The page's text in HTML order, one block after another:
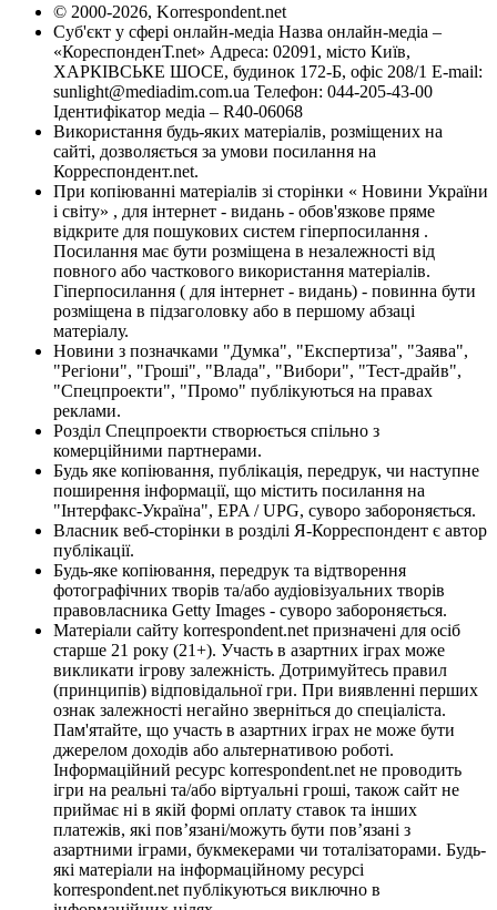
© 2000-2026, Korrespondent.net
Суб'єкт у сфері онлайн-медіа Назва онлайн-медіа –
«КореспонденТ.net» Адреса: 02091, місто Київ,
ХАРКІВСЬКЕ ШОСЕ, будинок 172-Б, офіс 208/1 E-mail:
sunlight@mediadim.com.ua Телефон: 044-205-43-00
Ідентифікатор медіа – R40-06068
Використання будь-яких матеріалів, розміщених на
сайті, дозволяється за умови посилання на
Корреспондент.net.
При копіюванні матеріалів зі сторінки « Новини України
і світу» , для інтернет - видань - обов'язкове пряме
відкрите для пошукових систем гіперпосилання .
Посилання має бути розміщена в незалежності від
повного або часткового використання матеріалів.
Гіперпосилання ( для інтернет - видань) - повинна бути
розміщена в підзаголовку або в першому абзаці
матеріалу.
Новини з позначками "Думка", "Експертиза", "Заява",
"Регіони", "Гроші", "Влада", "Вибори", "Тест-драйв",
"Спецпроекти", "Промо" публікуються на правах
реклами.
Розділ Спецпроекти створюється спільно з
комерційними партнерами.
Будь яке копіювання, публікація, передрук, чи наступне
поширення інформації, що містить посилання на
"Інтерфакс-Україна", EPA / UPG, суворо забороняється.
Власник веб-сторінки в розділі Я-Корреспондент є автор
публікації.
Будь-яке копіювання, передрук та відтворення
фотографічних творів та/або аудіовізуальних творів
правовласника Getty Images - суворо забороняється.
Матеріали сайту korrespondent.net призначені для осіб
старше 21 року (21+). Участь в азартних іграх може
викликати ігрову залежність. Дотримуйтесь правил
(принципів) відповідальної гри. При виявленні перших
ознак залежності негайно зверніться до спеціаліста.
Пам'ятайте, що участь в азартних іграх не може бути
джерелом доходів або альтернативою роботі.
Інформаційний ресурс korrespondent.net не проводить
ігри на реальні та/або віртуальні гроші, також сайт не
приймає ні в якій формі оплату ставок та інших
платежів, які пов’язані/можуть бути пов’язані з
азартними іграми, букмекерами чи тоталізаторами. Будь-
які матеріали на інформаційному ресурсі
korrespondent.net публікуються виключно в